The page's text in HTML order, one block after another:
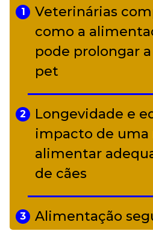
Adriana
alter ego infantil
Curitiba
1
Veterinárias
como a
pode prolongar
pet
2
Longevidade e
impacto de uma
alimentar
de cães
3
Alimentação